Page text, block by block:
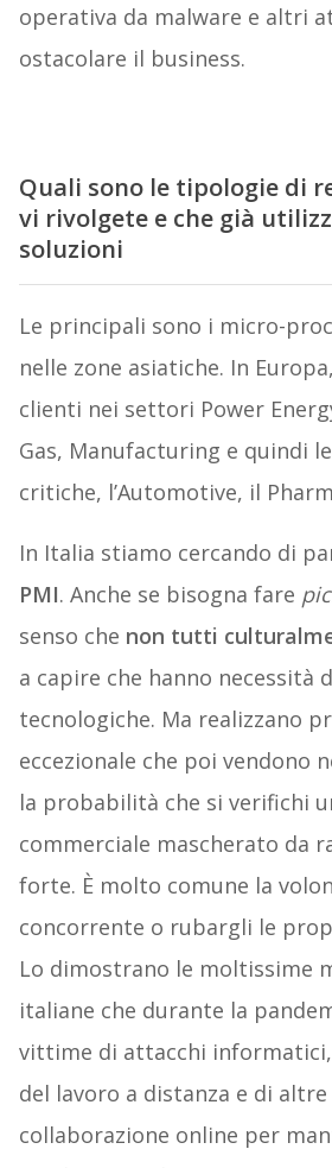
operativa da malware e altri
ostacolare il business.
Quali sono le tipologie di
vi rivolgete e che già
soluzioni
Le principali sono i micro-
nelle zone asiatiche. In
clienti nei settori Power
Gas, Manufacturing e quindi
critiche, l’Automotive, il
In Italia stiamo cercando di
PMI. Anche se bisogna fare
senso che non tutti
a capire che hanno necessità
tecnologiche. Ma realizzano
eccezionale che poi vendono
la probabilità che si verifichi
commerciale mascherato da
forte. È molto comune la
concorrente o rubargli le
Lo dimostrano le moltissime
italiane che durante la
vittime di attacchi
del lavoro a distanza e di
collaborazione online per